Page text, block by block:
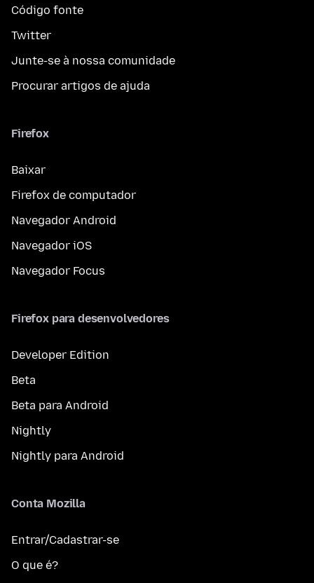
Código fonte
Twitter
Junte-se à nossa comunidade
Procurar artigos de ajuda
Firefox
Baixar
Firefox de computador
Navegador Android
Navegador iOS
Navegador Focus
Firefox para desenvolvedores
Developer Edition
Beta
Beta para Android
Nightly
Nightly para Android
Conta Mozilla
Entrar/Cadastrar-se
O que é?